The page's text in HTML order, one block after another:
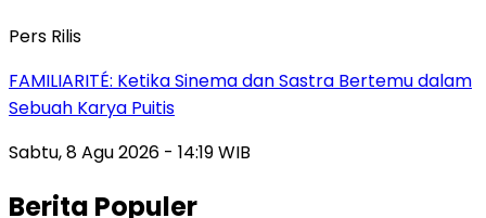
Pers Rilis
FAMILIARITÉ: Ketika Sinema dan Sastra Bertemu dalam
Sebuah Karya Puitis
Sabtu, 8 Agu 2026 - 14:19 WIB
Berita Populer